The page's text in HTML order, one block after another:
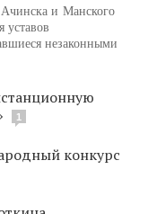
и Манского
уставов
незаконными
1
конкурс